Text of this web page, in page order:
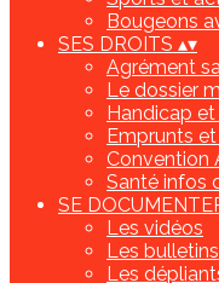
Bougeons
SES DROITS ▴▾
Agrément
Le dossier
Handicap
Emprunts
Convention
Santé infos
SE
Les vidéos
Les bulletins
Les